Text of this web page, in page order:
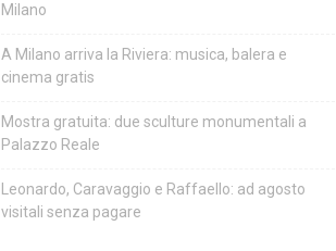
Milano
A Milano arriva la Riviera: musica, balera e
cinema gratis
Mostra gratuita: due sculture monumentali a
Palazzo Reale
Leonardo, Caravaggio e Raffaello: ad agosto
visitali senza pagare